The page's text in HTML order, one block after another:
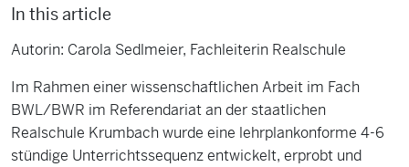
In this article
Autorin: Carola Sedlmeier, Fachleiterin Realschule
Im Rahmen einer wissenschaftlichen Arbeit im Fach
BWL/BWR im Referendariat an der staatlichen
Realschule Krumbach wurde eine lehrplankonforme 4-6
stündige Unterrichtssequenz entwickelt, erprobt und